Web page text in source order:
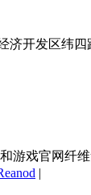
济开发区纬四
游戏官网纤
|